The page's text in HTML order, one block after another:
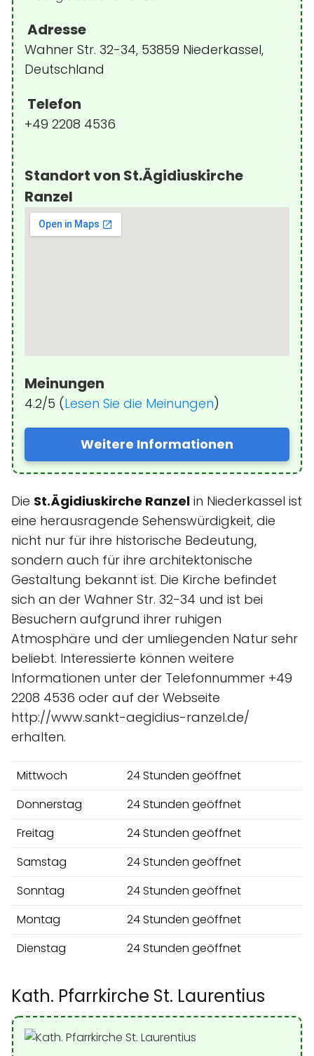
Adresse
Wahner Str. 32-34, 53859 Niederkassel,
Deutschland
Telefon
+49 2208 4536
Standort von St.Ägidiuskirche
Ranzel
Meinungen
4.2/5 (Lesen Sie die Meinungen)
Weitere Informationen
Die St.Ägidiuskirche Ranzel in Niederkassel ist
eine herausragende Sehenswürdigkeit, die
nicht nur für ihre historische Bedeutung,
sondern auch für ihre architektonische
Gestaltung bekannt ist. Die Kirche befindet
sich an der Wahner Str. 32-34 und ist bei
Besuchern aufgrund ihrer ruhigen
Atmosphäre und der umliegenden Natur sehr
beliebt. Interessierte können weitere
Informationen unter der Telefonnummer +49
2208 4536 oder auf der Webseite
http://www.sankt-aegidius-ranzel.de/
erhalten.
Mittwoch
24 Stunden geöffnet
Donnerstag
24 Stunden geöffnet
Freitag
24 Stunden geöffnet
Samstag
24 Stunden geöffnet
Sonntag
24 Stunden geöffnet
Montag
24 Stunden geöffnet
Dienstag
24 Stunden geöffnet
Kath. Pfarrkirche St. Laurentius